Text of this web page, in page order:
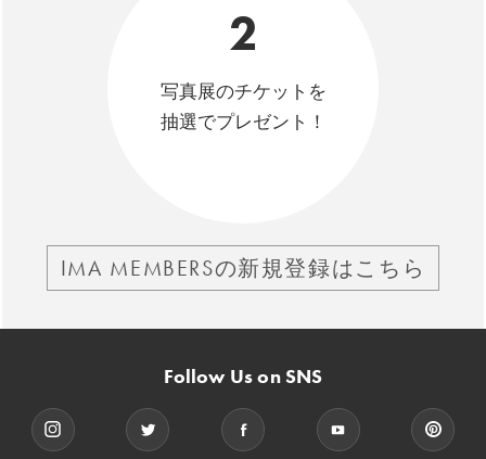
2
写真展のチケットを
抽選でプレゼント！
IMA MEMBERSの新規登録はこちら
Follow Us on SNS